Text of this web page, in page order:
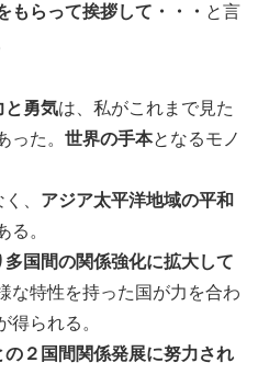
もらって挨拶して・・・ と言
と勇気は、私がこれまで見た
った。 世界の手本となるモノ
、 アジア太平洋地域の平和
る。
国間の関係強化に拡大して
な特性を持った国が力を合わ
得られる。
の２国間関係発展に努力され